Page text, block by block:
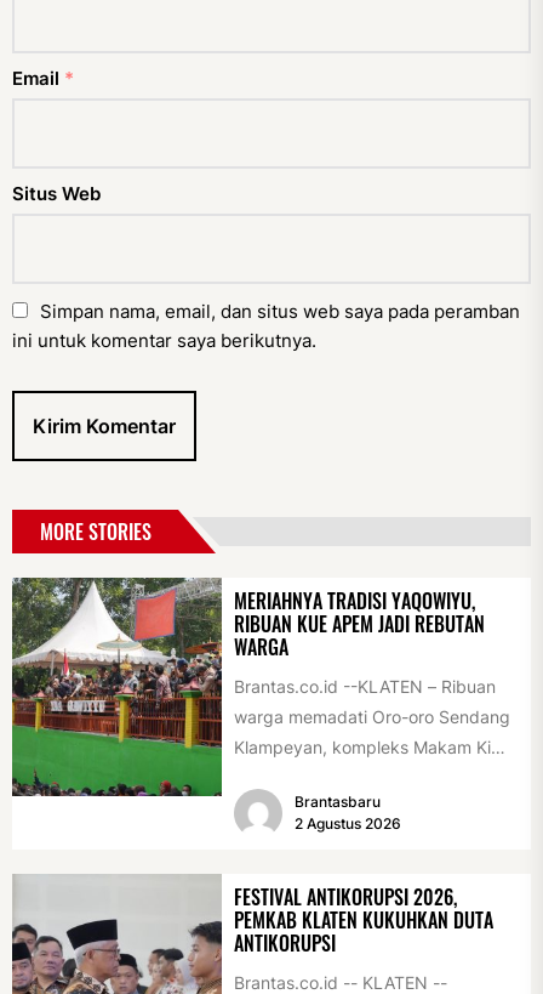
Email *
Situs Web
Simpan nama, email, dan situs web saya pada peramban
ini untuk komentar saya berikutnya.
MORE STORIES
MERIAHNYA TRADISI YAQOWIYU,
RIBUAN KUE APEM JADI REBUTAN
WARGA
Brantas.co.id --KLATEN – Ribuan
warga memadati Oro-oro Sendang
Klampeyan, kompleks Makam Ki
(31/7/2026) siang. Teriknya sinar...
Brantasbaru
2 Agustus 2026
FESTIVAL ANTIKORUPSI 2026,
PEMKAB KLATEN KUKUHKAN DUTA
ANTIKORUPSI
Brantas.co.id -- KLATEN --